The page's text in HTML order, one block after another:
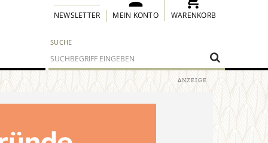
SUCHE
NEWSLETTER MEIN KONTO WARENKORB